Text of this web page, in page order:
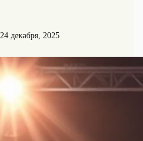
24 декабря, 2025